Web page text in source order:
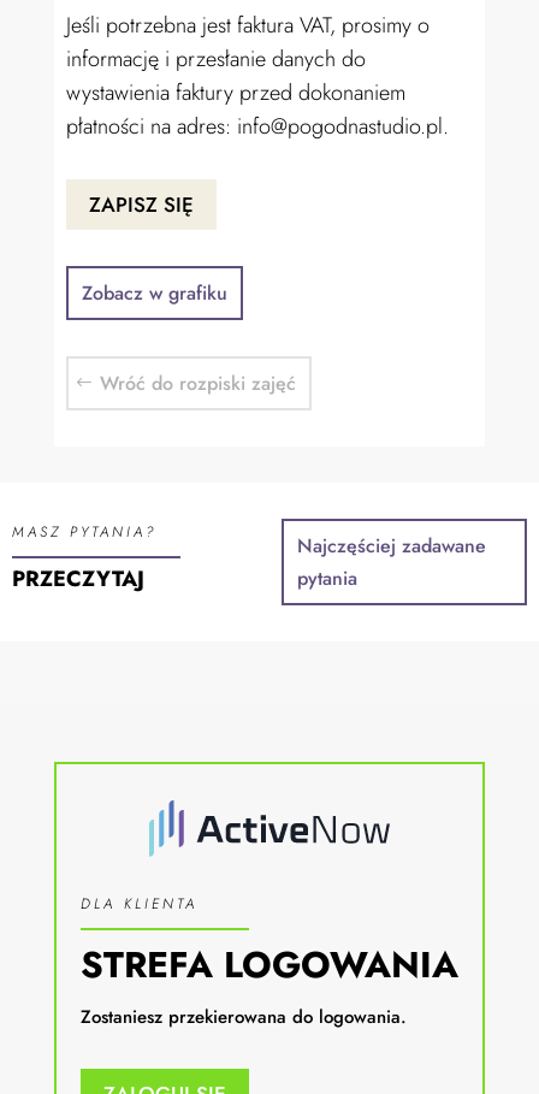
Jeśli potrzebna jest faktura VAT, prosimy o
informację i przesłanie danych do
wystawienia faktury przed dokonaniem
płatności na adres: info@pogodnastudio.pl.
ZAPISZ SIĘ
Zobacz w grafiku
Wróć do rozpiski zajęć
MASZ PYTANIA?
PRZECZYTAJ
Najczęściej zadawane
pytania
DLA KLIENTA
STREFA LOGOWANIA
Zostaniesz przekierowana do logowania.